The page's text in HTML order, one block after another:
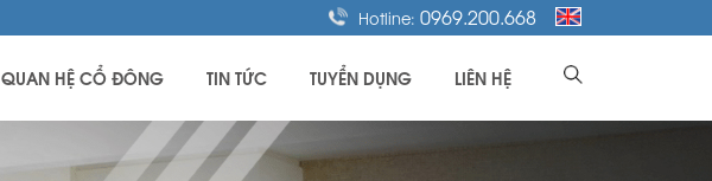
Hotline: 0969.200.668
QUAN HỆ CỔ ĐÔNG TIN TỨC TUYỂN DỤNG LIÊN HỆ